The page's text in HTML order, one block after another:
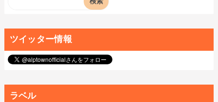
ツイッター情報
ラベル